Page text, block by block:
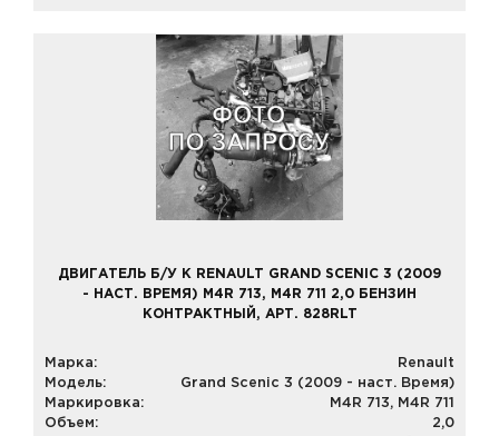
ДВИГАТЕЛЬ Б/У К RENAULT GRAND SCENIC 3 (2009
- НАСТ. ВРЕМЯ) M4R 713, M4R 711 2,0 БЕНЗИН
КОНТРАКТНЫЙ, АРТ. 828RLT
Марка:
Renault
Модель:
Grand Scenic 3 (2009 - наст. Время)
Маркировка:
M4R 713, M4R 711
Объем:
2,0